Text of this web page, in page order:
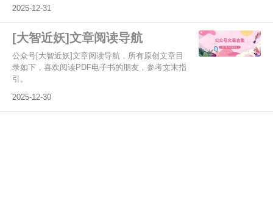
2025-12-31
[大智近妖]文章阅读导航
公众号[大智近妖]文章阅读导航，所有原创文章目
录如下，喜欢阅读PDF电子书的朋友，参考文末指
引。
2025-12-30